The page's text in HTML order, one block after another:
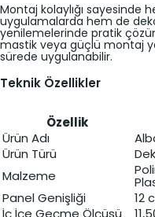
Montaj kolaylığı sayesinde
uygulamalarda hem de
yenilemelerinde pratik
mastik veya güçlü montaj
sürede uygulanabilir.
Teknik Özellikler
Özellik
Ürün Adı
Ürün Türü
Malzeme
Panel Genişliği
12
İç İçe Geçme Ölçüsü